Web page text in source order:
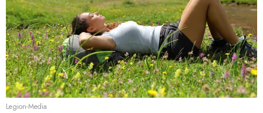
Legion-Media